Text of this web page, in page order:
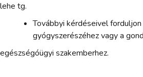
lehe tg.
Továbbyi kérdéseivel
gyógyszerészéhez vagy a
egészségóügyi szakemberhez.